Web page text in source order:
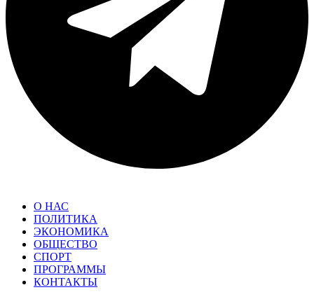
О НАС
ПОЛИТИКА
ЭКОНОМИКА
ОБЩЕСТВО
СПОРТ
ПРОГРАММЫ
КОНТАКТЫ